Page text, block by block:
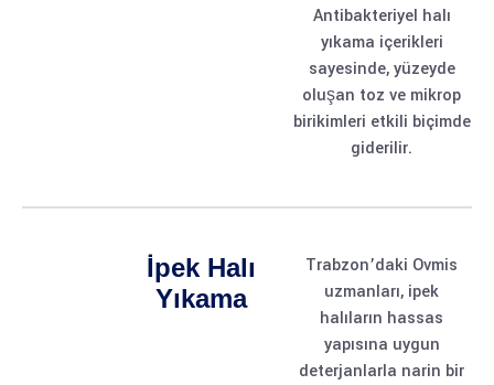
Antibakteriyel halı
yıkama içerikleri
sayesinde, yüzeyde
oluşan toz ve mikrop
birikimleri etkili biçimde
giderilir.
İpek Halı
Yıkama
Trabzon’daki Ovmis
uzmanları, ipek
halıların hassas
yapısına uygun
deterjanlarla narin bir